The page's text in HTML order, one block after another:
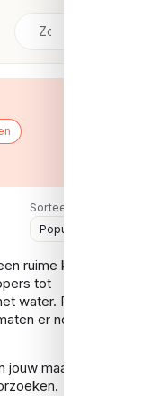
Sorteer:
ruime keuze bij
tot
water. Per model
er nog
maat, zonder